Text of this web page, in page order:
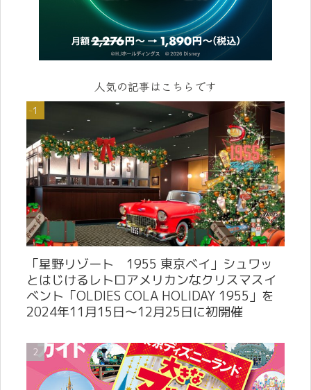
人気の記事はこちらです
「星野リゾート 1955 東京ベイ」シュワッ
とはじけるレトロアメリカンなクリスマスイ
ベント「OLDIES COLA HOLIDAY 1955」を
2024年11月15日～12月25日に初開催